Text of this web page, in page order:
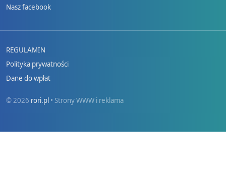
Nasz facebook
REGULAMIN
Polityka prywatności
Dane do wpłat
© 2026 rori.pl • Strony WWW i reklama